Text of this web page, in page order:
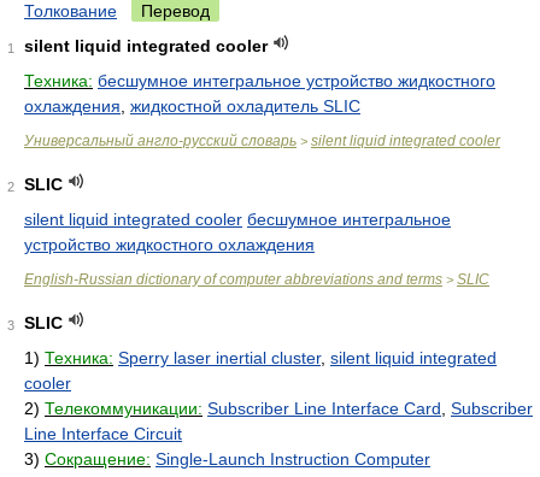
Толкование Перевод
1
silent liquid integrated cooler
Техника: бесшумное интегральное устройство жидкостного
охлаждения жидкостной охладитель SLIC
Универсальный англо-русский словарь > silent liquid integrated cooler
2
SLIC
silent liquid integrated cooler бесшумное интегральное
устройство жидкостного охлаждения
English-Russian dictionary of computer abbreviations and terms > SLIC
3
SLIC
1) Техника: Sperry laser inertial cluster, silent liquid integrated
cooler
2) Телекоммуникации: Subscriber Line Interface Card Subscriber
Line Interface Circuit
3) Сокращение: Single-Launch Instruction Computer